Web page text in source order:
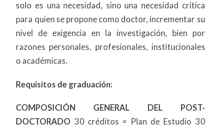
solo es una necesidad, sino una necesidad crítica
para quien se propone como doctor, incrementar su
nivel de exigencia en la investigación, bien por
razones personales, profesionales, institucionales
o académicas.
Requisitos de graduación:
COMPOSICIÓN GENERAL DEL POST-
DOCTORADO 30 créditos = Plan de Estudio 30